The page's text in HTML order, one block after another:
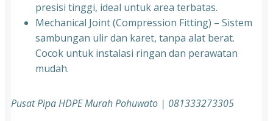
presisi tinggi, ideal untuk area terbatas.
Mechanical Joint (Compression Fitting) – Sistem
sambungan ulir dan karet, tanpa alat berat.
Cocok untuk instalasi ringan dan perawatan
mudah.
Pusat Pipa HDPE Murah Pohuwato | 081333273305